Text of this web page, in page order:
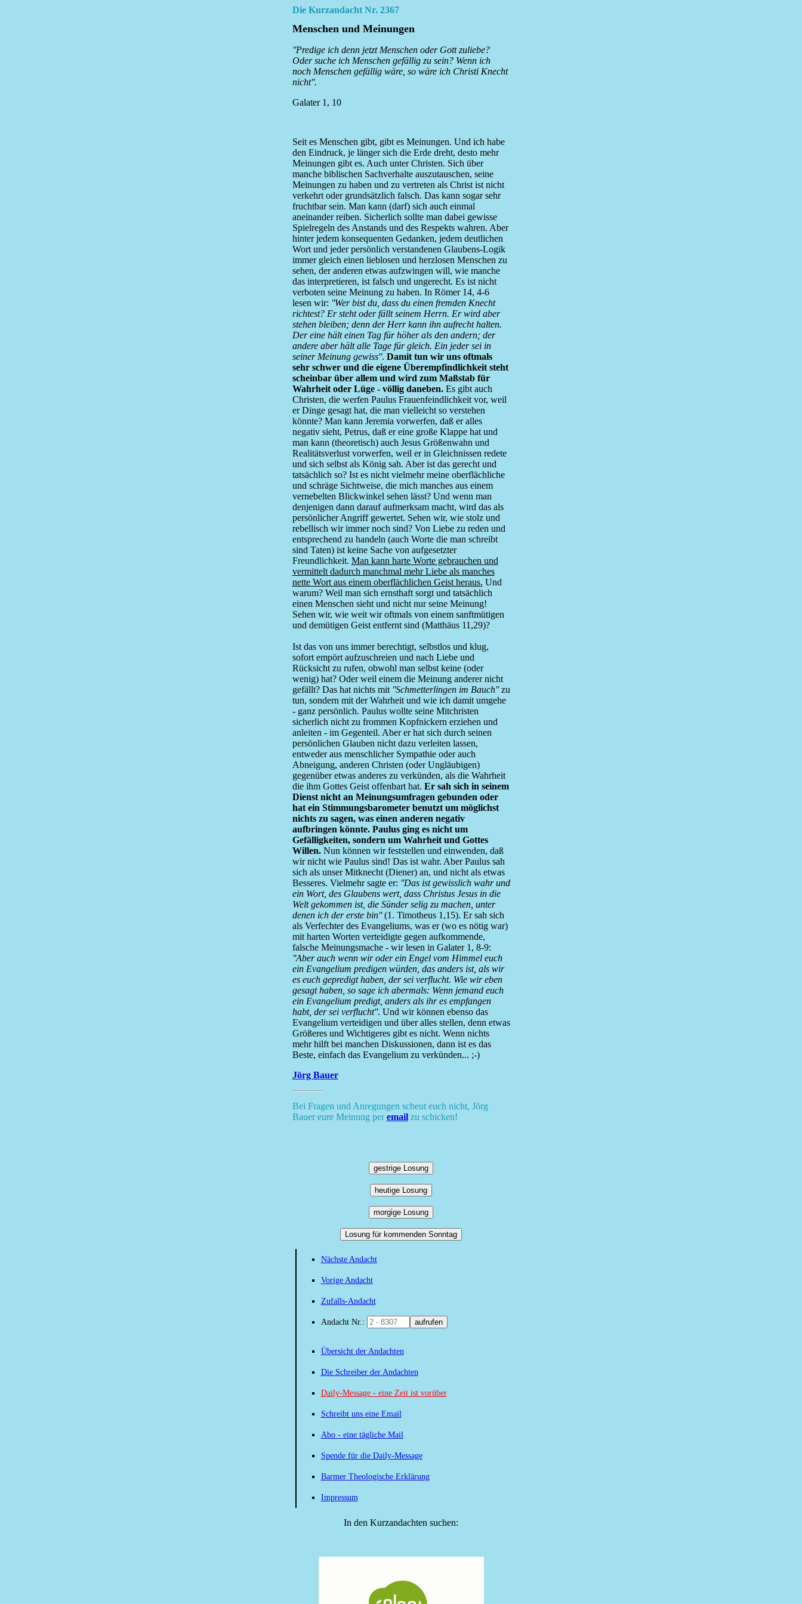
Die Kurzandacht Nr. 2367
Menschen und Meinungen
''Predige ich denn jetzt Menschen oder Gott zuliebe?
Oder suche ich Menschen gefällig zu sein? Wenn ich
noch Menschen gefällig wäre, so wäre ich Christi Knecht
nicht''.
Galater 1, 10
Seit es Menschen gibt, gibt es Meinungen. Und ich habe
den Eindruck, je länger sich die Erde dreht, desto mehr
Meinungen gibt es. Auch unter Christen. Sich über
manche biblischen Sachverhalte auszutauschen, seine
Meinungen zu haben und zu vertreten als Christ ist nicht
verkehrt oder grundsätzlich falsch. Das kann sogar sehr
fruchtbar sein. Man kann (darf) sich auch einmal
aneinander reiben. Sicherlich sollte man dabei gewisse
Spielregeln des Anstands und des Respekts wahren. Aber
hinter jedem konsequenten Gedanken, jedem deutlichen
Wort und jeder persönlich verstandenen Glaubens-Logik
immer gleich einen lieblosen und herzlosen Menschen zu
sehen, der anderen etwas aufzwingen will, wie manche
das interpretieren, ist falsch und ungerecht. Es ist nicht
verboten seine Meinung zu haben. In Römer 14, 4-6
lesen wir: ''Wer bist du, dass du einen fremden Knecht
richtest? Er steht oder fällt seinem Herrn. Er wird aber
stehen bleiben; denn der Herr kann ihn aufrecht halten.
Der eine hält einen Tag für höher als den andern; der
andere aber hält alle Tage für gleich. Ein jeder sei in
seiner Meinung gewiss''. Damit tun wir uns oftmals
sehr schwer und die eigene Überempfindlichkeit steht
scheinbar über allem und wird zum Maßstab für
Wahrheit oder Lüge - völlig daneben.Es gibt auch
Christen, die werfen Paulus Frauenfeindlichkeit vor, weil
er Dinge gesagt hat, die man vielleicht so verstehen
könnte? Man kann Jeremia vorwerfen, daß er alles
negativ sieht, Petrus, daß er eine große Klappe hat und
man kann (theoretisch) auch Jesus Größenwahn und
Realitätsverlust vorwerfen, weil er in Gleichnissen redete
und sich selbst als König sah. Aber ist das gerecht und
tatsächlich so? Ist es nicht vielmehr meine oberflächliche
und schräge Sichtweise, die mich manches aus einem
vernebelten Blickwinkel sehen lässt? Und wenn man
denjenigen dann darauf aufmerksam macht, wird das als
persönlicher Angriff gewertet. Sehen wir, wie stolz und
rebellisch wir immer noch sind? Von Liebe zu reden und
entsprechend zu handeln (auch Worte die man schreibt
sind Taten) ist keine Sache von aufgesetzter
Freundlichkeit. Man kann harte Worte gebrauchen und
vermittelt dadurch manchmal mehr Liebe als manches
nette Wort aus einem oberflächlichen Geist heraus. Und
warum? Weil man sich ernsthaft sorgt und tatsächlich
einen Menschen sieht und nicht nur seine Meinung!
Sehen wir, wie weit wir oftmals von einem sanftmütigen
und demütigen Geist entfernt sind (Matthäus 11,29)?
Ist das von uns immer berechtigt, selbstlos und klug,
sofort empört aufzuschreien und nach Liebe und
Rücksicht zu rufen, obwohl man selbst keine (oder
wenig) hat? Oder weil einem die Meinung anderer nicht
gefällt? Das hat nichts mit ''Schmetterlingen im Bauch''zu
tun, sondern mit der Wahrheit und wie ich damit umgehe
- ganz persönlich. Paulus wollte seine Mitchristen
sicherlich nicht zu frommen Kopfnickern erziehen und
anleiten - im Gegenteil. Aber er hat sich durch seinen
persönlichen Glauben nicht dazu verleiten lassen,
entweder aus menschlicher Sympathie oder auch
Abneigung, anderen Christen (oder Ungläubigen)
gegenüber etwas anderes zu verkünden, als die Wahrheit
die ihm Gottes Geist offenbart hat. Er sah sich in seinem
Dienst nicht an Meinungsumfragen gebunden oder
hat ein Stimmungsbarometer benutzt um möglichst
nichts zu sagen, was einen anderen negativ
aufbringen könnte. Paulus ging es nicht um
Gefälligkeiten, sondern um Wahrheit und Gottes
Willen.Nun können wir feststellen und einwenden, daß
wir nicht wie Paulus sind! Das ist wahr. Aber Paulus sah
sich als unser Mitknecht (Diener) an, und nicht als etwas
Besseres. Vielmehr sagte er: ''Das ist gewisslich wahr und
ein Wort, des Glaubens wert, dass Christus Jesus in die
Welt gekommen ist, die Sünder selig zu machen, unter
denen ich der erste bin''(1. Timotheus 1,15). Er sah sich
als Verfechter des Evangeliums, was er (wo es nötig war)
mit harten Worten verteidigte gegen aufkommende,
falsche Meinungsmache - wir lesen in Galater 1, 8-9:
''Aber auch wenn wir oder ein Engel vom Himmel euch
ein Evangelium predigen würden, das anders ist, als wir
es euch gepredigt haben, der sei verflucht. Wie wir eben
gesagt haben, so sage ich abermals: Wenn jemand euch
ein Evangelium predigt, anders als ihr es empfangen
habt, der sei verflucht''. Und wir können ebenso das
Evangelium verteidigen und über alles stellen, denn etwas
Größeres und Wichtigeres gibt es nicht. Wenn nichts
mehr hilft bei manchen Diskussionen, dann ist es das
Beste, einfach das Evangelium zu verkünden... ;-)
Jörg Bauer
Bei Fragen und Anregungen scheut euch nicht, Jörg
Bauer eure Meinung peremailzu schicken!
gestrige Losung
heutige Losung
morgige Losung
Losung für kommenden Sonntag
Nächste Andacht
Vorige Andacht
Zufalls-Andacht
Andacht Nr.: aufrufen
Übersicht der Andachten
Die Schreiber der Andachten
Daily-Message - eine Zeit ist vorüber
Schreibt uns eine Email
Abo - eine tägliche Mail
Spende für die Daily-Message
Barmer Theologische Erklärung
Impressum
In den Kurzandachten suchen: